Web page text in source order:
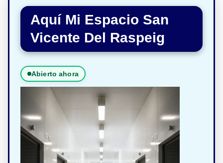
Aquí Mi Espacio San
Vicente Del Raspeig
Abierto ahora